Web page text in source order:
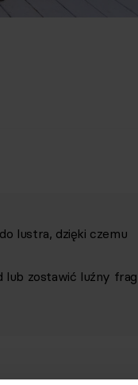
lustra, dzięki czemu
lub zostawić luźny